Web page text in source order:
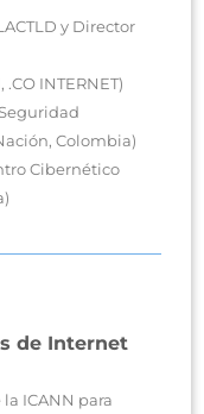
y Director
INTERNET)
Colombia)
Cibernético
de Internet
ICANN para